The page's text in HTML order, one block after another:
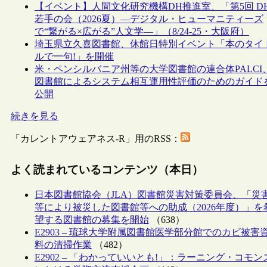
【イベント】人間文化研究機構DH推進室、「第5回
若手の会（2026夏）―デジタル・ヒューマニティーズ
で“繋がる×広がる”人文学―」（8/24-25・大阪府）
埼玉県立久喜図書館、休館日特別イベント「本のタイ
ルで一句!」を開催
米・ペンシルバニア州等の大学図書館の連合体PALCI、
図書館によるシステム相互運用性評価のためのガイド
公開
続きを見る
「カレントアウェアネス-R」用のRSS：
よく読まれているコンテンツ（本日）
日本図書館協会（JLA）図書館災害対策委員会、「災
等により被災した図書館等への助成（2026年度）」を
望する図書館の募集を開始 （638）
E2903 – 琉球大学附属図書館医学部分館でのカビ被害
料の清掃作業 （482）
E2902 – 「わかっていいとも!」：ラーニング・コモン